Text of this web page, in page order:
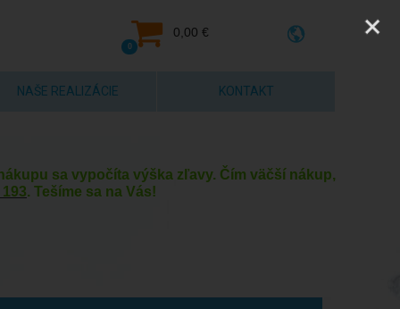
0,00 €
0
NAŠE REALIZÁCIE KONTAKT
sa vypočíta výška zľavy. Čím väčší nákup,
. Tešíme sa na Vás!